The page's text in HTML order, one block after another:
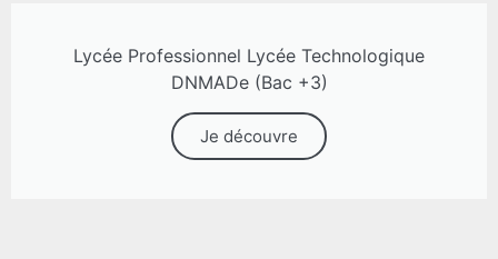
Lycée Professionnel Lycée Technologique
DNMADe (Bac +3)
Je découvre